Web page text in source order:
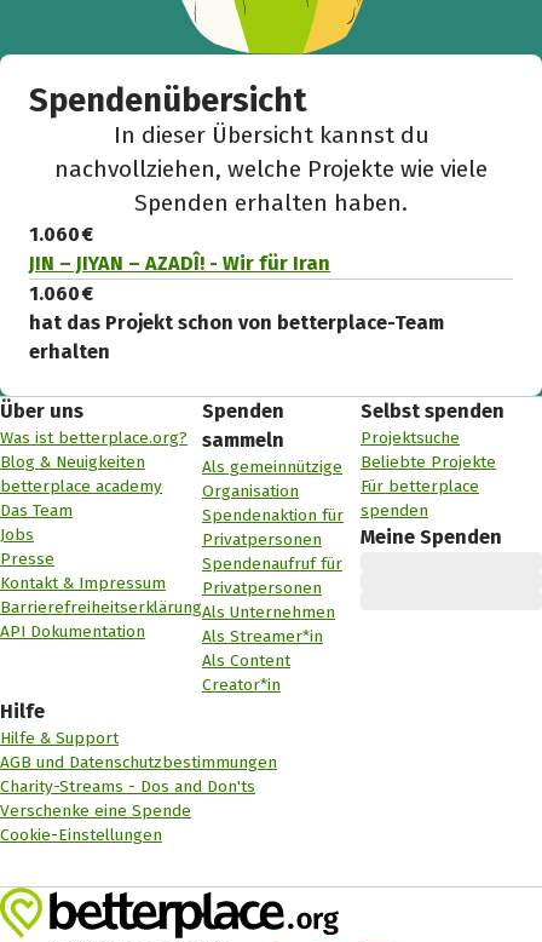
Spendenübersicht
In dieser Übersicht kannst du
nachvollziehen, welche Projekte wie viele
Spenden erhalten haben.
1.060 €
JIN – JIYAN – AZADÎ! - Wir für Iran
1.060 €
hat das Projekt schon von betterplace-Team
erhalten
Über uns
Was ist betterplace.org?
Blog & Neuigkeiten
betterplace academy
Das Team
Jobs
Presse
Kontakt & Impressum
Barrierefreiheitserklärung
API Dokumentation
Spenden
sammeln
Als gemeinnützige
Organisation
Spendenaktion für
Privatpersonen
Spendenaufruf für
Privatpersonen
Als Unternehmen
Als Streamer*in
Als Content
Creator*in
Selbst spenden
Projektsuche
Beliebte Projekte
Für betterplace
spenden
Meine Spenden
Hilfe
Hilfe & Support
AGB und Datenschutzbestimmungen
Charity-Streams - Dos and Don'ts
Verschenke eine Spende
Cookie-Einstellungen